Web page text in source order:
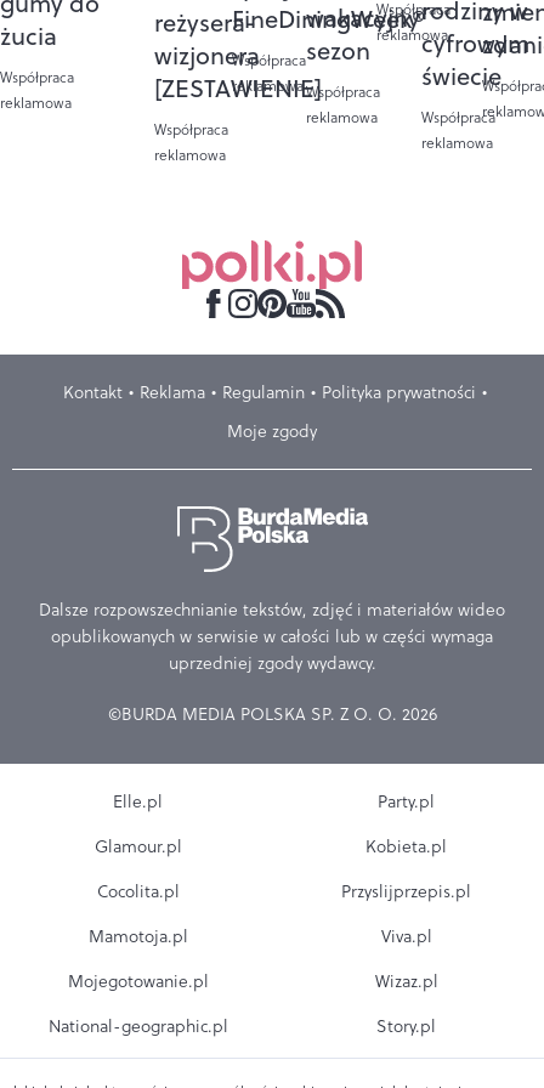
żucia
Współpraca
reklamowa
reżysera-
wizjonera
[ZESTAWIENIE]
Współpraca
reklamowa
FineDiningWeek®
Współpraca
reklamowa
wakacyjny
sezon
Współpraca
reklamowa
Współpraca
reklamowa
rodziny w
cyfrowym
świecie
Współpraca
reklamowa
Kontakt Reklama Regulamin
Polityka prywatności
Moje zgody
Dalsze rozpowszechnianie tekstów, zdjęć i materiałów wideo
opublikowanych w serwisie w całości lub w części wymaga
uprzedniej zgody wydawcy.
©BURDA MEDIA POLSKA SP. Z O. O. 2026
Elle.pl
Glamour.pl
Cocolita.pl
Mamotoja.pl
Mojegotowanie.pl
National-geographic.pl
Party.pl
Kobieta.pl
Przyslijprzepis.pl
Viva.pl
Wizaz.pl
Story.pl